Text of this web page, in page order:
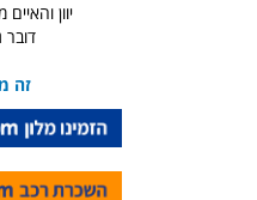
יוון והאיים
דובר
זה